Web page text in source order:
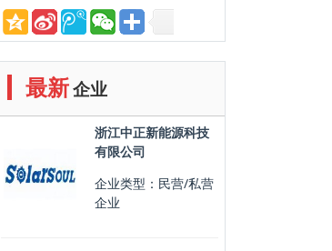
最新企业
浙江中正新能源科技
有限公司
企业类型：民营/私营
企业